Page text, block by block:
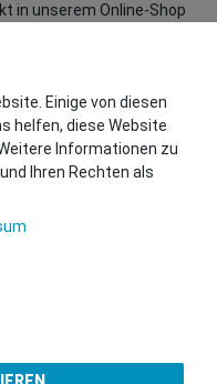
in unserem Online-Shop
– gültige EU UID
Team
Einige von diesen
helfen, diese Website
Informationen zu
Ihren Rechten als